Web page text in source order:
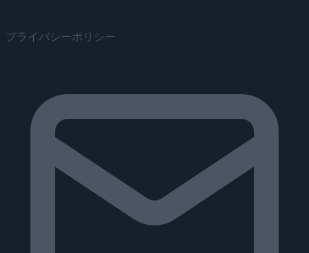
プライバシーポリシー